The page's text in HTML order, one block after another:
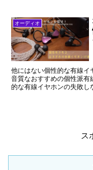
オーディオ
他にはない個性的な有線
音質なおすすめの個性派有
的な有線イヤホンの失敗し
ホンの魅力、メーカーや
ス